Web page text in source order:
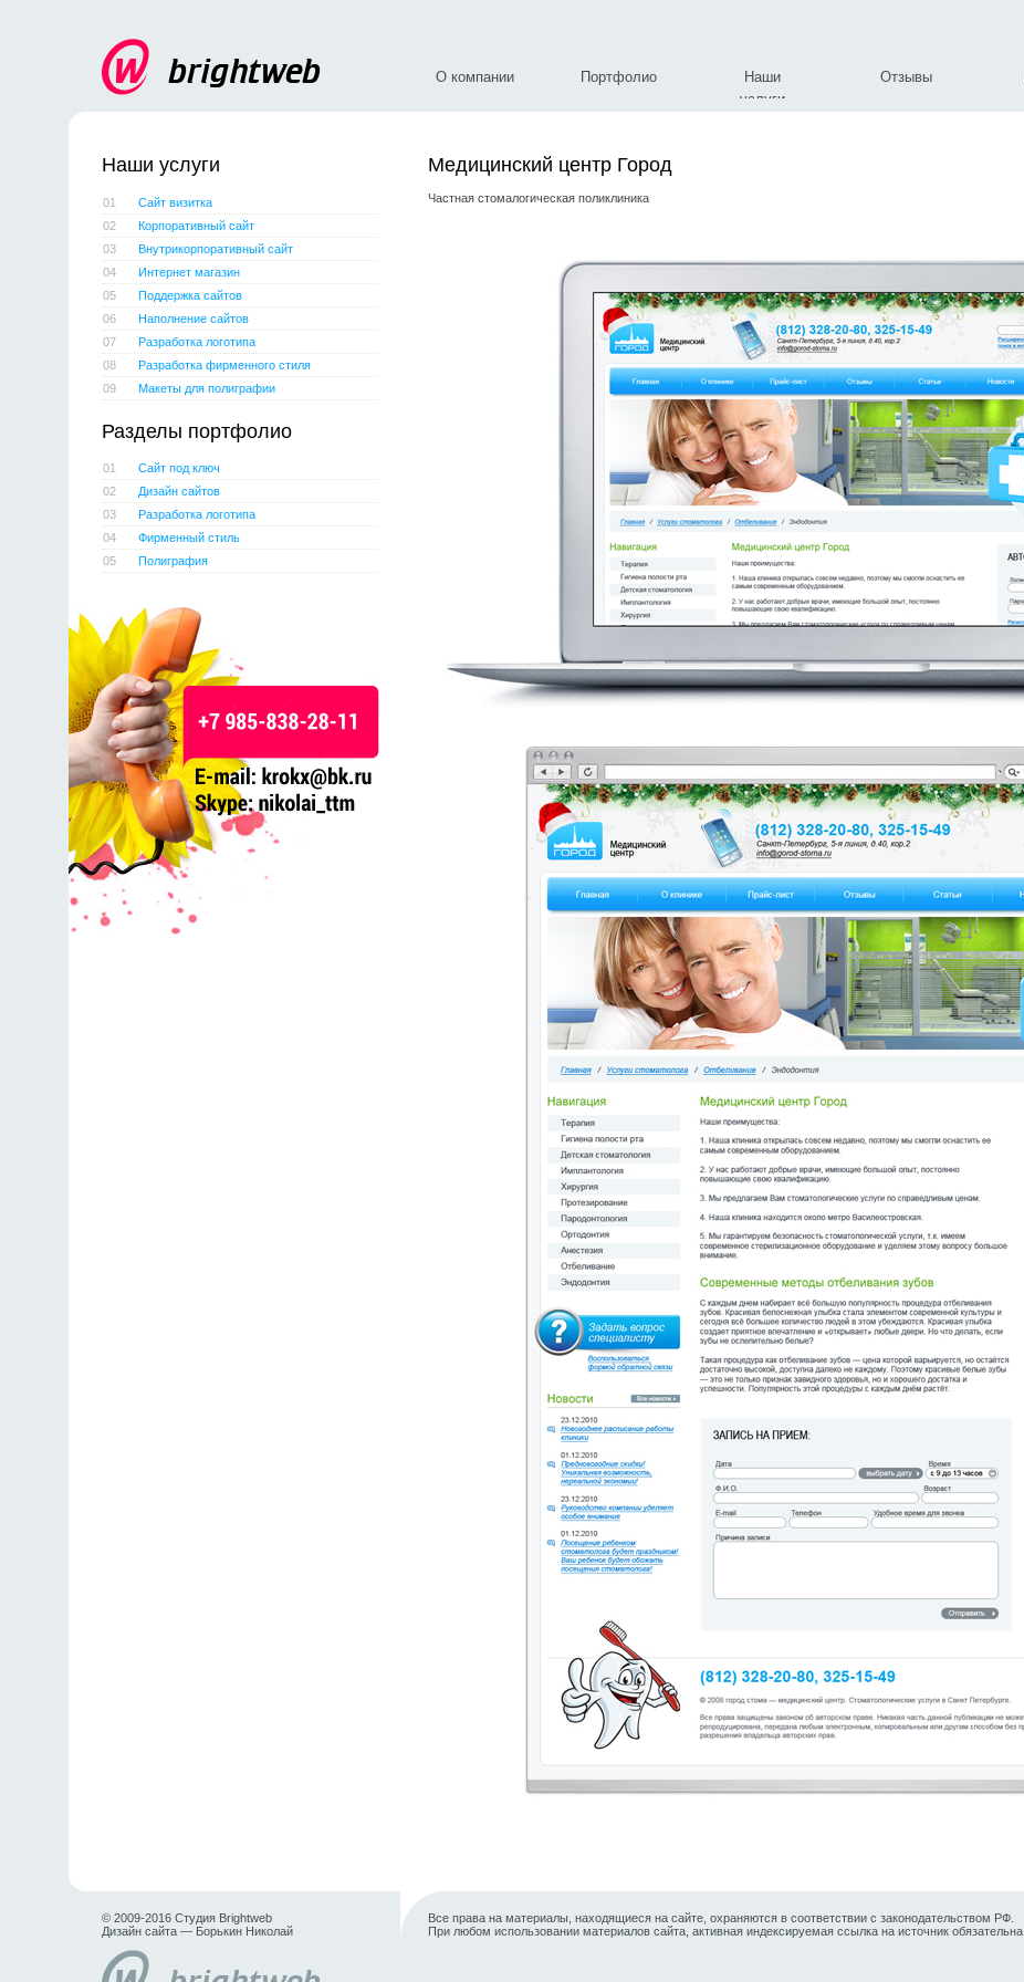
О компании Портфолио
Наши
услуги
Отзывы
Медицинский центр Город
Частная стомалогическая поликлиника
Наши услуги
01
Сайт визитка
02
Корпоративный сайт
03
Внутрикорпоративный сайт
04
Интернет магазин
05
Поддержка сайтов
06
Наполнение сайтов
07
Разработка логотипа
08
Разработка фирменного стиля
09
Макеты для полиграфии
Разделы портфолио
01
Сайт под ключ
02
Дизайн сайтов
03
Разработка логотипа
04
Фирменный стиль
05
Полиграфия
© 2009-2016 Студия Brightweb
Дизайн сайта — Борькин Николай
Все права на материалы, находящиеся на сайте, охраняются в соответствии с законодательством РФ.
При любом использовании материалов сайта, активная индексируемая ссылка на источник обязательна.